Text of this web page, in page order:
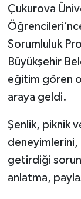
Çukurova
Sorumluluk
Büyükşehir
eğitim gören
araya geldi.
Şenlik, piknik
deneyimlerini,
getirdiği
anlatma,